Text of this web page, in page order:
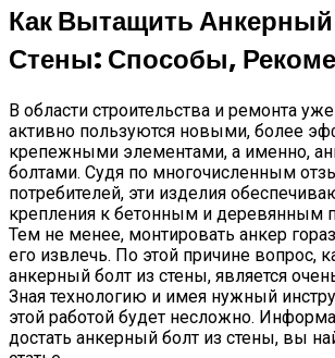
Как Вытащить
Стены: Способы,
В области строительства и ремонта
активно пользуются новыми, более
крепежными элементами, а именно,
болтами. Судя по многочисленным
потребителей, эти изделия
крепления к бетонным и деревянным
Тем не менее, монтировать анкер
его извлечь. По этой причине вопрос,
анкерный болт из стены, является
Зная технологию и имея нужный
этой работой будет несложно.
достать анкерный болт из стены, вы